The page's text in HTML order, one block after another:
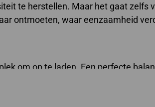
te herstellen. Maar het gaat zelfs
ontmoeten, waar eenzaamheid
om op te laden. Een perfecte